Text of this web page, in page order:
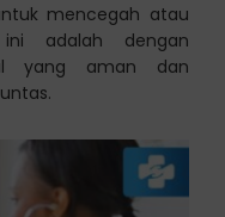
mencegah atau
adalah dengan
yang aman dan